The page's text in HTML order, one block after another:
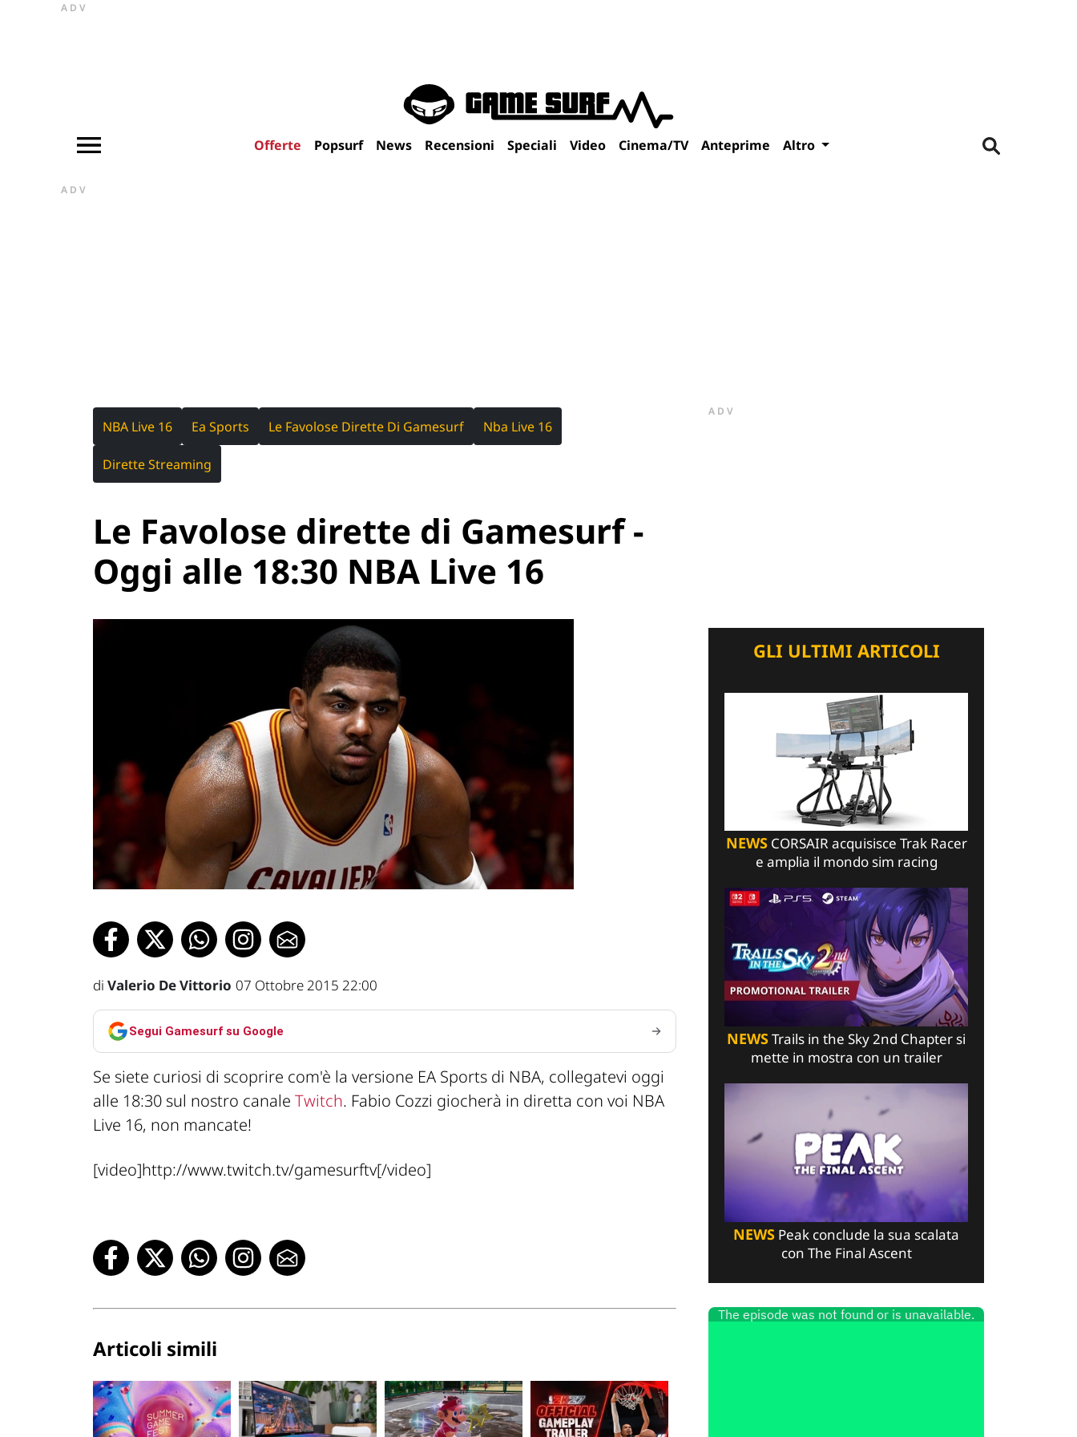
ADV
Offerte Popsurf News Recensioni Speciali Video Cinema/TV Anteprime Altro
ADV
NBA Live 16 Ea Sports Le Favolose Dirette Di Gamesurf Nba Live 16
Dirette Streaming
Le Favolose dirette di Gamesurf -
Oggi alle 18:30 NBA Live 16
di Valerio De Vittorio 07 Ottobre 2015 22:00
Segui Gamesurf su Google
Se siete curiosi di scoprire com'è la versione EA Sports di NBA, collegatevi oggi
alle 18:30 sul nostro canale Twitch. Fabio Cozzi giocherà in diretta con voi NBA
Live 16, non mancate!
[video]http://www.twitch.tv/gamesurftv[/video]
Articoli simili
ADV
GLI ULTIMI ARTICOLI
NEWSCORSAIR acquisisce Trak Racer
e amplia il mondo sim racing
NEWSTrails in the Sky 2nd Chapter si
mette in mostra con un trailer
NEWS Peak conclude la sua scalata
con The Final Ascent